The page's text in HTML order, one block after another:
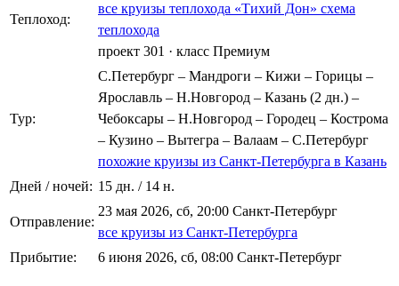
Теплоход:
все круизы теплохода «Тихий Дон» схема
теплохода
проект 301 · класс Премиум
Тур:
С.Петербург – Мандроги – Кижи – Горицы –
Ярославль – Н.Новгород – Казань (2 дн.) –
Чебоксары – Н.Новгород – Городец – Кострома
– Кузино – Вытегра – Валаам – С.Петербург
похожие круизы из Санкт-Петербурга в Казань
Дней / ночей: 15 дн. / 14 н.
Отправление:
23 мая 2026, сб, 20:00 Санкт-Петербург
все круизы из Санкт-Петербурга
Прибытие:
6 июня 2026, сб, 08:00 Санкт-Петербург